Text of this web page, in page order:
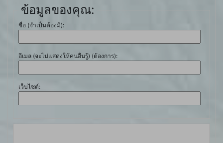
ข้อมูลของคุณ:
ชื่อ (จำเป็นต้องมี):
อีเมล (จะไม่แสดงให้คนอื่นรู้) (ต้องการ):
เว็บไซต์: